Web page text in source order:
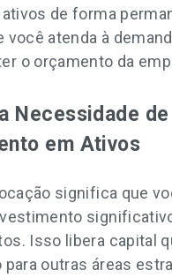
de forma
você atenda à
o orçamento da
Necessidade de
em Ativos
significa que
Isso libera capital
para outras áreas